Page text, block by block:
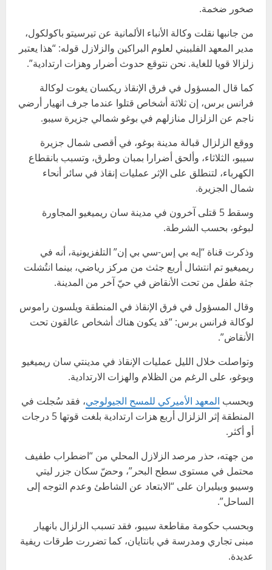
صخور ضخمة.
من جانبها نقلت وكالة الأنباء الألمانية عن تيرسيتو باكولكول،
مدير المعهد الفلبيني لعلوم البراكين والزلازل قوله: “هذا يعتبر
زلزالا قويا للغاية. نحن نتوقع حدوث أضرار وهزات ارتدادية”.
كما قال المسؤول في فرق الإنقاذ ريكسان يغوت لوكالة
فرانس برس، إن ثلاثة أشخاص قتلوا عندما جرف انهيار أرضي
ناجم عن الزلزال منازلهم في بوغو شمالي جزيرة سيبو.
ووقع الزلزال قبالة مدينة بوغو، في أقصى شمال جزيرة
سيبو، الثلاثاء، وألحق أضرارا بمبان وطرق، وتسبب بانقطاع
الكهرباء، لتنطلق على الإثر عمليات إنقاذ في سائر أنحاء
شمال الجزيرة.
وسقط 5 قتلى آخرون في مدينة سان ريميغيو المجاورة
لبوغو، بحسب الشرطة.
وذكرت قناة “إيه بي إس-سي بي إن” التلفزيونية، أنه في
ريميغيو تم انتشال أربع جثث من مركز رياضي، بينما انتُشلت
جثة طفل من تحت الأنقاض في حيّ آخر من المدينة.
وقال المسؤول في فرق الإنقاذ في المنطقة ويلسون راموس
لوكالة فرانس برس: “قد يكون هناك أشخاص عالقون تحت
الأنقاض”.
وتواصلت خلال الليل عمليات الإنقاذ في مدينتي سان ريميغيو
وبوغو، على الرغم من الظلام والهزات الارتدادية.
وبحسب المعهد الأميركي للمسح الجيولوجي، فقد سُجلت في
المنطقة إثر الزلزال أربع هزات ارتدادية بلغت قوتها 5 درجات
أو أكثر.
من جهته، حذر مرصد الزلازل المحلي من “اضطراب طفيف
محتمل في مستوى سطح البحر”، وحضّ سكان جزر ليتي
وسيبو وبيليران على “الابتعاد عن الشاطئ وعدم التوجه إلى
الساحل”.
وبحسب حكومة مقاطعة سيبو، فقد تسبب الزلزال بانهيار
مبنى تجاري ومدرسة في بانتايان، كما تضررت طرقات ريفية
عديدة.